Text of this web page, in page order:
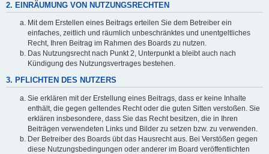
2. EINRÄUMUNG VON NUTZUNGSRECHTEN
Mit dem Erstellen eines Beitrags erteilen Sie dem Betreiber ein
einfaches, zeitlich und räumlich unbeschränktes und unentgeltliches
Recht, Ihren Beitrag im Rahmen des Boards zu nutzen.
Das Nutzungsrecht nach Punkt 2, Unterpunkt a bleibt auch nach
Kündigung des Nutzungsvertrages bestehen.
3. PFLICHTEN DES NUTZERS
Sie erklären mit der Erstellung eines Beitrags, dass er keine Inhalte
enthält, die gegen geltendes Recht oder die guten Sitten verstoßen. Sie
erklären insbesondere, dass Sie das Recht besitzen, die in Ihren
Beiträgen verwendeten Links und Bilder zu setzen bzw. zu verwenden.
Der Betreiber des Boards übt das Hausrecht aus. Bei Verstößen gegen
diese Nutzungsbedingungen oder anderer im Board veröffentlichten